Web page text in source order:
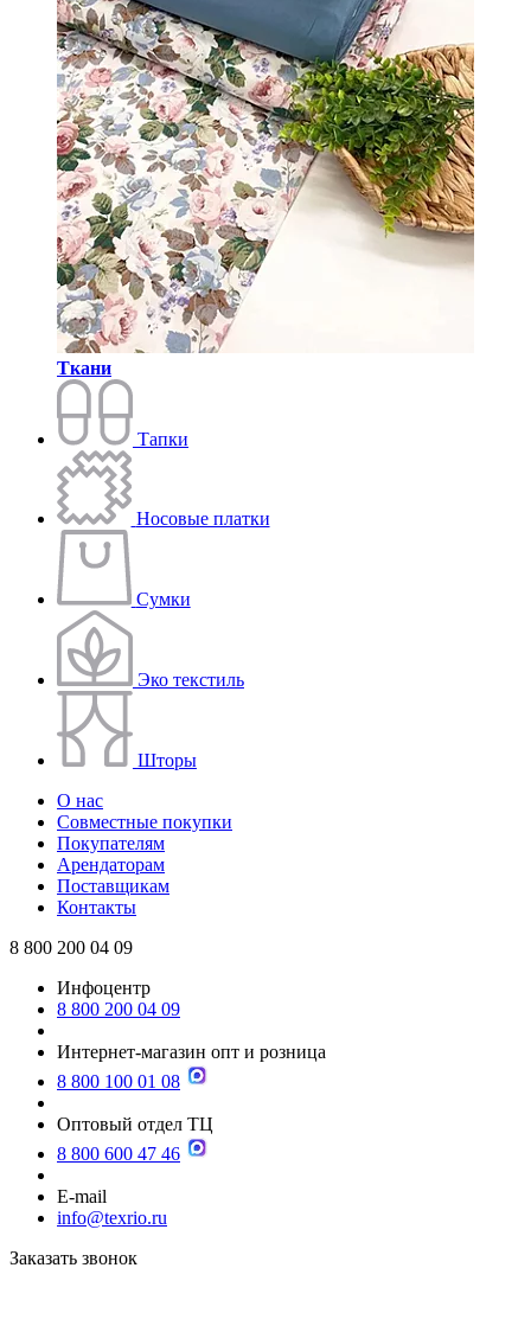
Ткани
Тапки
Носовые платки
Сумки
Эко текстиль
Шторы
О нас
Совместные покупки
Покупателям
Арендаторам
Поставщикам
Контакты
8 800 200 04 09
Инфоцентр
8 800 200 04 09
Интернет-магазин опт и розница
8 800 100 01 08
Оптовый отдел ТЦ
8 800 600 47 46
E-mail
info@texrio.ru
Заказать звонок